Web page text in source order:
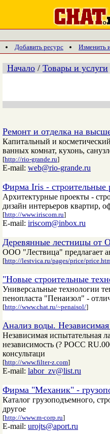
Добавить ресурс Изменить
Начало / Товары и услуги
Ремонт и отделка на
Капитальный и
ванных комнат, кухонь,
[http://rio-grande.ru]
E-mail: web@rio-grande.ru
Фирма Iris -
Архитектурные проекты -
дизайн интерьеров квартир,
[http://www.iriscom.ru]
E-mail: iriscom@inbox.ru
Деревянные лестницы от
ООО "Лествица" предлагает
[http://lestvica.ru/pages/price/
"Новые строительные
Универсальные технологии
пенопласта "Пенаизол" -
[http://www.chat.ru/~penaisol/]
Анализ воды.
Независимая
независимость (? РOCC
консультаци
[http://www.filter-z.com]
E-mail: labor_zv@list.ru
Фирма "Механик" -
Каталог грузоподъемного,
другое
[http://www.m-corp.ru]
E-mail: urojts@aport.ru